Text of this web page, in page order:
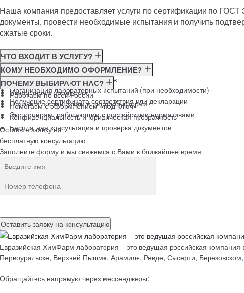
Наша компания предоставляет услуги по сертификации по
документы, провести необходимые испытания и получить
сжатые сроки.
ЧТО ВХОДИТ В УСЛУГУ?
Консультация по требованиям ГОСТ
Подготовка и подача документов
Организация лабораторных испытаний (при необходимости)
Получение сертификата соответствия или декларации
КОМУ НЕОБХОДИМО ОФОРМЛЕНИЕ?
Производителям
Импортёрам продукции
Оптовым поставщикам и дистрибьюторам
Экспортёрам, работающим с российскими нормативами
ПОЧЕМУ ВЫБИРАЮТ НАС?
Работаем по всей России
Помогаем с оформлением «под ключ»
Конфиденциальность и юридическая прозрачность
Бесплатная консультация и проверка документов
Оставьте заявку на
бесплатную консультацию
Заполните форму и мы свяжемся с Вами в ближайшее время
Евразийская ХимФарм лаборатория – это ведущая российская
Первоуральске, Верхней Пышме, Арамиле, Ревде, Сысерти,
Обращайтесь напрямую через мессенджеры: